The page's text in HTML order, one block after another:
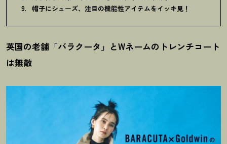
帽子にシューズ、注目の機能性アイテムをイッキ見！
英国の老舗「バラクータ」とWネームのトレンチコート
は無敵